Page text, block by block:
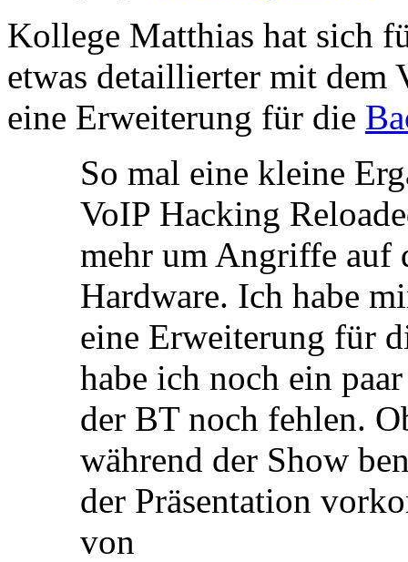
Kollege Matthias hat sich
etwas detaillierter mit dem
eine Erweiterung für die
So mal eine kleine
VoIP Hacking
mehr um Angriffe auf
Hardware. Ich habe
eine Erweiterung für
habe ich noch ein
der BT noch fehlen.
während der Show
der Präsentation
von